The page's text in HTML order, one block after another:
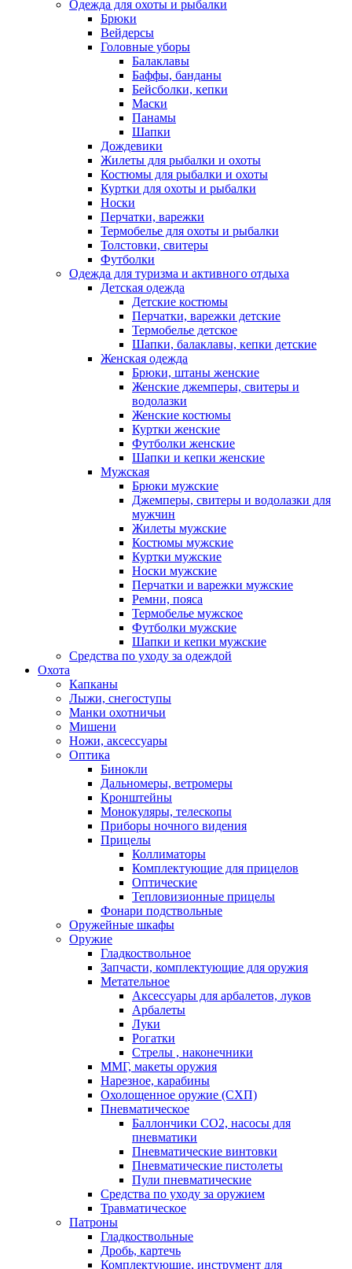
Одежда для охоты и рыбалки
Брюки
Вейдерсы
Головные уборы
Балаклавы
Баффы, банданы
Бейсболки, кепки
Маски
Панамы
Шапки
Дождевики
Жилеты для рыбалки и охоты
Костюмы для рыбалки и охоты
Куртки для охоты и рыбалки
Носки
Перчатки, варежки
Термобелье для охоты и рыбалки
Толстовки, свитеры
Футболки
Одежда для туризма и активного отдыха
Детская одежда
Детские костюмы
Перчатки, варежки детские
Термобелье детское
Шапки, балаклавы, кепки детские
Женская одежда
Брюки, штаны женские
Женские джемперы, свитеры и
водолазки
Женские костюмы
Куртки женские
Футболки женские
Шапки и кепки женские
Мужская
Брюки мужские
Джемперы, свитеры и водолазки для
мужчин
Жилеты мужские
Костюмы мужские
Куртки мужские
Носки мужские
Перчатки и варежки мужские
Ремни, пояса
Термобелье мужское
Футболки мужские
Шапки и кепки мужские
Средства по уходу за одеждой
Охота
Капканы
Лыжи, снегоступы
Манки охотничьи
Мишени
Ножи, аксессуары
Оптика
Бинокли
Дальномеры, ветромеры
Кронштейны
Монокуляры, телескопы
Приборы ночного видения
Прицелы
Коллиматоры
Комплектующие для прицелов
Оптические
Тепловизионные прицелы
Фонари подствольные
Оружейные шкафы
Оружие
Гладкоствольное
Запчасти, комплектующие для оружия
Метательное
Аксессуары для арбалетов, луков
Арбалеты
Луки
Рогатки
Стрелы , наконечники
ММГ, макеты оружия
Нарезное, карабины
Охолощенное оружие (СХП)
Пневматическое
Баллончики СО2, насосы для
пневматики
Пневматические винтовки
Пневматические пистолеты
Пули пневматические
Средства по уходу за оружием
Травматическое
Патроны
Гладкоствольные
Дробь, картечь
Комплектующие, инструмент для